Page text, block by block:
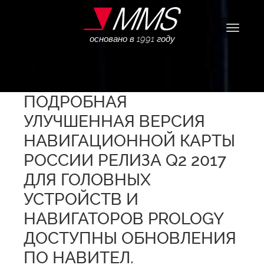
основано в 1991 году
ПОДРОБНАЯ
УЛУЧШЕННАЯ ВЕРСИЯ
НАВИГАЦИОННОЙ КАРТЫ
РОССИИ РЕЛИЗА Q2 2017
ДЛЯ ГОЛОВНЫХ
УСТРОЙСТВ И
НАВИГАТОРОВ PROLOGY
ДОСТУПНЫ ОБНОВЛЕНИЯ
ПО НАВИТЕЛ.